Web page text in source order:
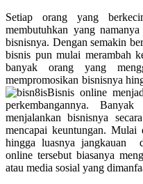
Setiap orang yang
membutuhkan yang
bisnisnya. Dengan semakin
bisnis pun mulai merambah
banyak orang yang
mempromosikan bisnisnya
Bisnis online
perkembangannya.
menjalankan bisnisnya
mencapai keuntungan.
hingga luasnya jangkauan
online tersebut biasanya
atau media sosial yang